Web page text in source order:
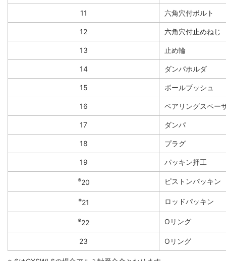
11 六角穴付ボルト
12 六角穴付止めねじ
13 止め輪
14 ダンパホルダ
15 ボールブッシュ
16 ベアリングスペー
17 ダンパ
18 プラグ
19 パッキン押工
※20 ピストンパッキン
※21 ロッドパッキン
※22 Oリング
23 Oリング